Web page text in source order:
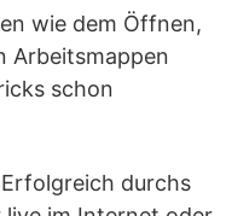
wie dem Öffnen,
Arbeitsmappen
schon
durchs